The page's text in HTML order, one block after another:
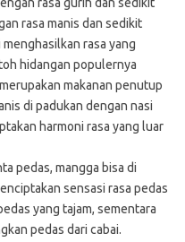
rasa manis dan sedikit
rasa yang
hidangan populernya
makanan penutup
di padukan dengan nasi
harmoni rasa yang luar
pedas, mangga bisa di
sensasi rasa pedas
yang tajam, sementara
pedas dari cabai.